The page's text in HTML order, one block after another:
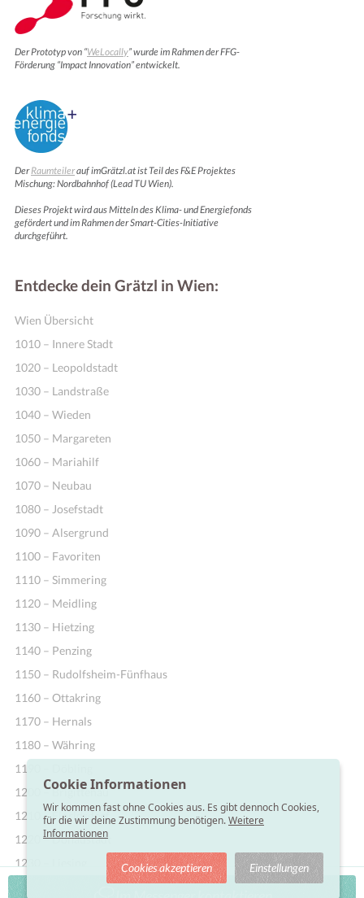
Der Prototyp von “WeLocally” wurde im Rahmen der FFG-
Förderung “Impact Innovation” entwickelt.
DerRaumteilerauf imGrätzl.at ist Teil des F&E Projektes
Mischung: Nordbahnhof (Lead TU Wien).
Dieses Projekt wird aus Mitteln des Klima- und Energiefonds
gefördert und im Rahmen der Smart-Cities-Initiative
durchgeführt.
Entdecke dein Grätzl in Wien:
Wien Übersicht
1010 – Innere Stadt
1020 – Leopoldstadt
1030 – Landstraße
1040 – Wieden
1050 – Margareten
1060 – Mariahilf
1070 – Neubau
1080 – Josefstadt
1090 – Alsergrund
1100 – Favoriten
1110 – Simmering
1120 – Meidling
1130 – Hietzing
1140 – Penzing
1150 – Rudolfsheim-Fünfhaus
1160 – Ottakring
1170 – Hernals
1180 – Währing
1190 – Döbling
1200 – Brigittenau
1210 – Floridsdorf
1220 – Donaustadt
1230 – Liesing
Cookie Informationen
Wir kommen fast ohne Cookies aus. Es gibt dennoch Cookies,
für die wir deine Zustimmung benötigen.Weitere
Informationen
Cookies akzeptieren Einstellungen